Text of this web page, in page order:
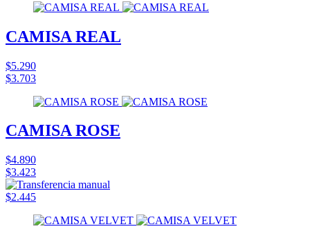
CAMISA REAL
$5.290
$3.703
CAMISA ROSE
$4.890
$3.423
$2.445